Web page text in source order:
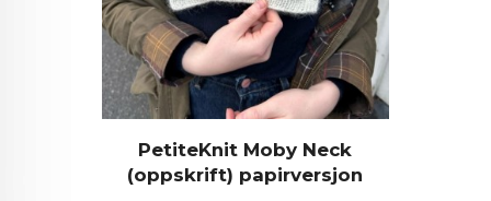
PetiteKnit Moby Neck
(oppskrift) papirversjon